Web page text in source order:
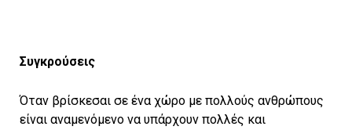
Συγκρούσεις
Όταν βρίσκεσαι σε ένα χώρο με πολλούς ανθρώπους
είναι αναμενόμενο να υπάρχουν πολλές και